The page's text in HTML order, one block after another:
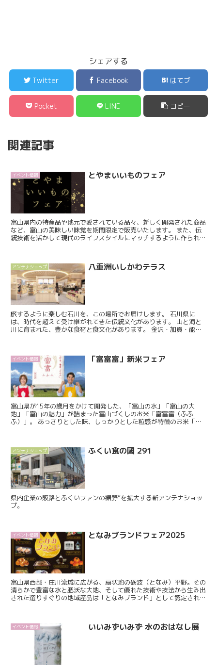
シェアする
Twitter Facebook はてブ
Pocket LINE コピー
関連記事
イベント情報 とやまいいものフェア
富山県内の特産品や地元で愛されている品々、新しく開発された商品
など、富山の美味しい味覚を期間限定で販売いたします。 また、伝
統技術を活かして現代のライフスタイルにマッチするように作られた
アンテナショップ 八重洲いしかわテラス
旅するように楽しむ石川を、この場所でお届けします。 石川県に
は、時代を超えて受け継がれてきた伝統文化があります。 山と海と
川に育まれた、豊かな食材と食文化があります。 金沢・加賀・能
イベント情報 「富富富」新米フェア
富山県が15年の歳月をかけて開発した、「富山の水」「富山の大
地」「富山の魅力」が詰まった富山づくしのお米「富富富（ふふ
ふ）」。 あっさりとした味、しっかりとした粒感が特徴のお米「富
アンテナショップ ふくい食の國 291
県内企業の販路とふくいファンの裾野”を拡大する新アンテナショッ
プ。
イベント情報 となみブランドフェア2025
富山県西部・庄川流域に広がる、扇状地の砺波（となみ）平野。その
清らかで豊富な水と肥沃な大地、そして優れた技術や技法から生み出
された選りすぐりの地域産品は「となみブランド」として認定されて
イベント情報 いいみずいみず 水のおはなし展